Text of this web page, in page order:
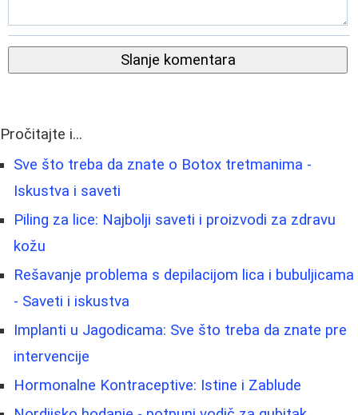
Slanje komentara
Pročitajte i...
Sve što treba da znate o Botox tretmanima -
Iskustva i saveti
Piling za lice: Najbolji saveti i proizvodi za zdravu
kožu
Rešavanje problema s depilacijom lica i bubuljicama
- Saveti i iskustva
Implanti u Jagodicama: Sve što treba da znate pre
intervencije
Hormonalne Kontraceptive: Istine i Zablude